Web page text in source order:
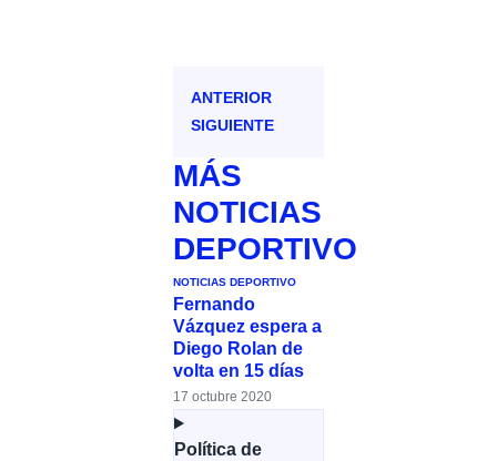
ANTERIOR
SIGUIENTE
MÁS
NOTICIAS
DEPORTIVO
NOTICIAS DEPORTIVO
Fernando
Vázquez espera a
Diego Rolan de
volta en 15 días
17 octubre 2020
Política de